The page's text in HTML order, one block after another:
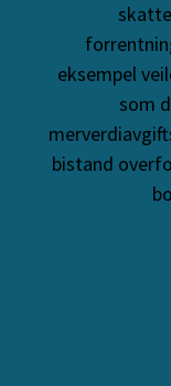
eksempel
som
bistand